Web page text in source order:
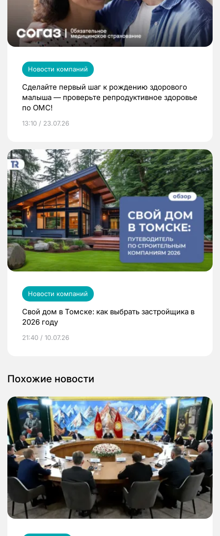
Новости компаний
Сделайте первый шаг к рождению здорового
малыша — проверьте репродуктивное здоровье
по ОМС!
13:10 / 23.07.26
Новости компаний
Свой дом в Томске: как выбрать застройщика в
2026 году
21:40 / 10.07.26
Похожие новости